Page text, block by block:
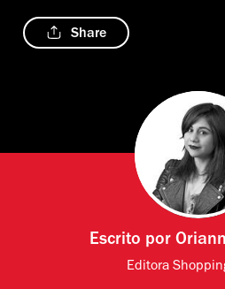
Share
Escrito por
Editora